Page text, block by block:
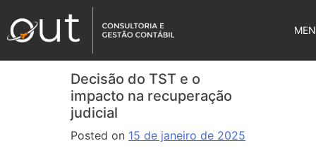
Decisão do TST e o
impacto na recuperação
judicial
Posted on 15 de janeiro de 2025